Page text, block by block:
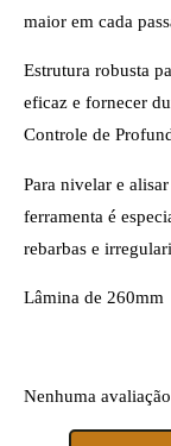
maior em cada
Estrutura robusta
eficaz e fornecer
Controle de
Para nivelar e
ferramenta é
rebarbas e
Lâmina de 260mm
Nenhuma